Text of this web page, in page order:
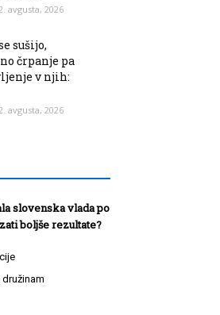
avgusta, 2026
sušijo,
črpanje pa
v njih:
avgusta, 2026
slovenska vlada po
boljše rezultate?